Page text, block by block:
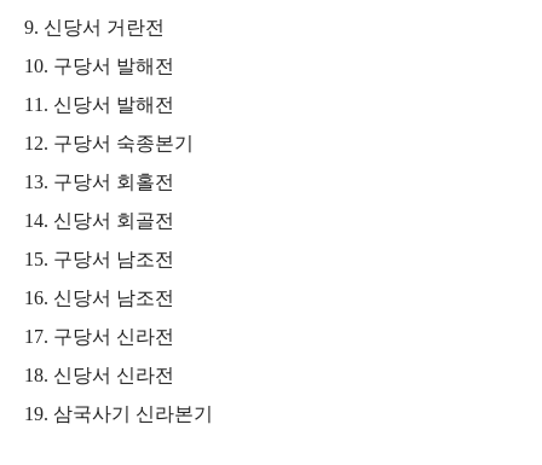
9. 신당서 거란전
10. 구당서 발해전
11. 신당서 발해전
12. 구당서 숙종본기
13. 구당서 회홀전
14. 신당서 회골전
15. 구당서 남조전
16. 신당서 남조전
17. 구당서 신라전
18. 신당서 신라전
19. 삼국사기 신라본기